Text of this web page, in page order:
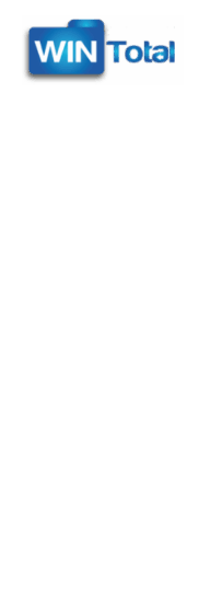
Inhalt
springen